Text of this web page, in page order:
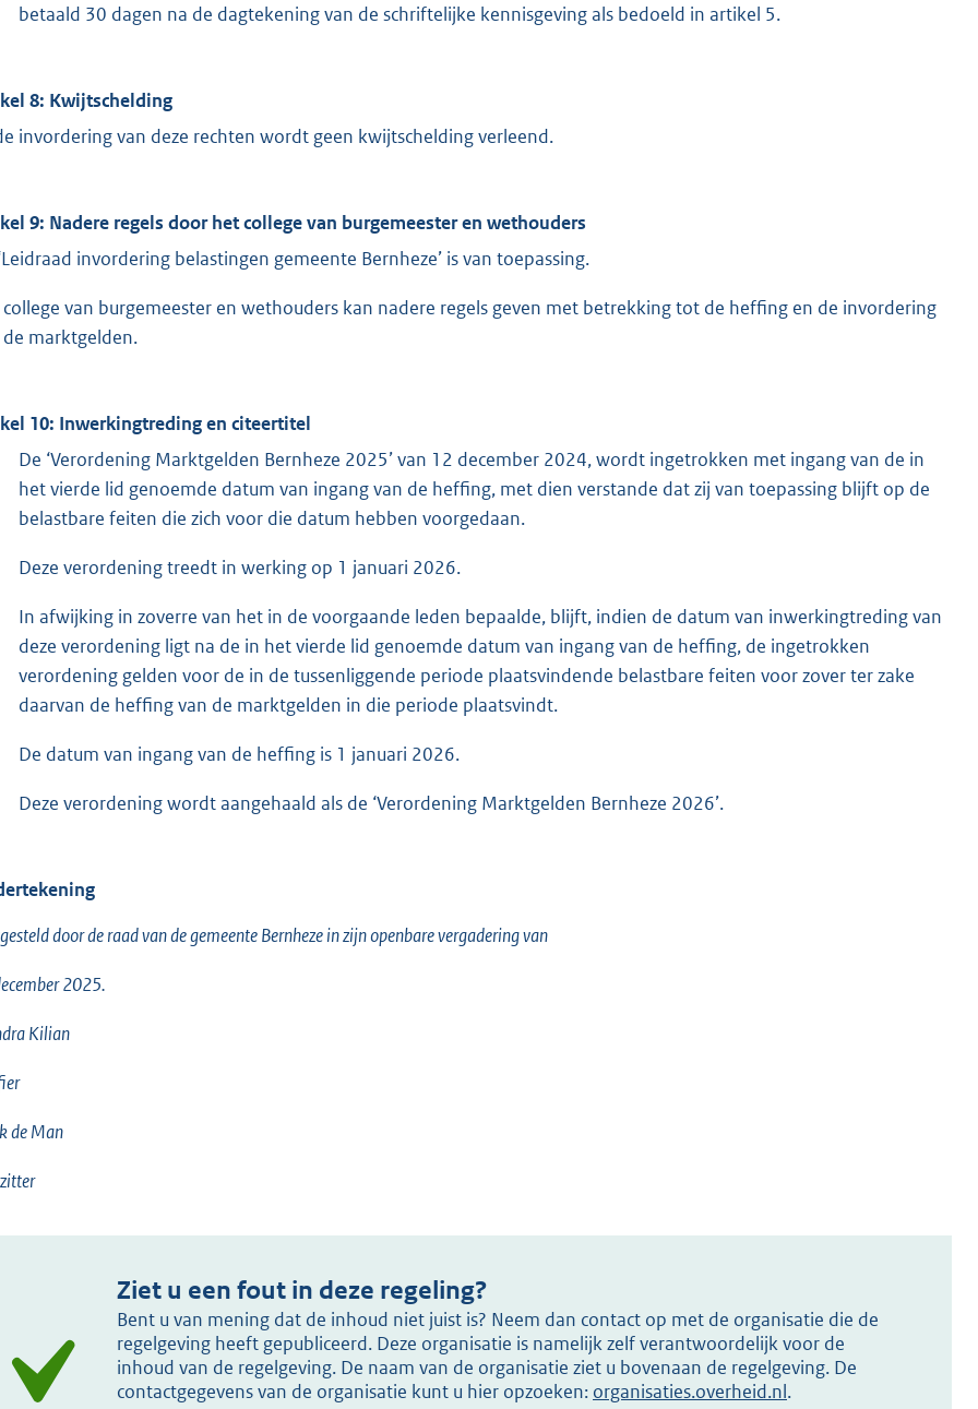
betaald 30 dagen na de dagtekening van de schriftelijke kennisgeving als bedoeld in artikel 5.
8: Kwijtschelding
invordering van deze rechten wordt geen kwijtschelding verleend.
9: Nadere regels door het college van burgemeester en wethouders
invordering belastingen gemeente Bernheze’ is van toepassing.
van burgemeester en wethouders kan nadere regels geven met betrekking tot de heffing en de invordering
marktgelden.
10: Inwerkingtreding en citeertitel
De ‘Verordening Marktgelden Bernheze 2025’ van 12 december 2024, wordt ingetrokken met ingang van de in
het vierde lid genoemde datum van ingang van de heffing, met dien verstande dat zij van toepassing blijft op de
belastbare feiten die zich voor die datum hebben voorgedaan.
Deze verordening treedt in werking op 1 januari 2026.
In afwijking in zoverre van het in de voorgaande leden bepaalde, blijft, indien de datum van inwerkingtreding van
deze verordening ligt na de in het vierde lid genoemde datum van ingang van de heffing, de ingetrokken
verordening gelden voor de in de tussenliggende periode plaatsvindende belastbare feiten voor zover ter zake
daarvan de heffing van de marktgelden in die periode plaatsvindt.
De datum van ingang van de heffing is 1 januari 2026.
Deze verordening wordt aangehaald als de ‘Verordening Marktgelden Bernheze 2026’.
door de raad van de gemeente Bernheze in zijn openbare vergadering van
2025.
Kilian
de Man
Ziet u een fout in deze regeling?
Bent u van mening dat de inhoud niet juist is? Neem dan contact op met de organisatie die de
regelgeving heeft gepubliceerd. Deze organisatie is namelijk zelf verantwoordelijk voor de
inhoud van de regelgeving. De naam van de organisatie ziet u bovenaan de regelgeving. De
contactgegevens van de organisatie kunt u hier opzoeken: organisaties.overheid.nl.